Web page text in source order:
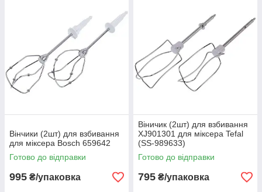
Вінчики (2шт) для взбивання
для міксера Bosch 659642
Готово до відправки
995 ₴/упаковка
Віничик (2шт) для взбивання
XJ901301 для міксера Tefal
(SS-989633)
Готово до відправки
795 ₴/упаковка